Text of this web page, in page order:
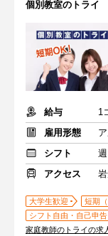
個別教室のトライ
給与
1
雇用形態
シフト
アクセス
大学生歓迎 短期
シフト自由・自己申告
家庭教師のトライの求